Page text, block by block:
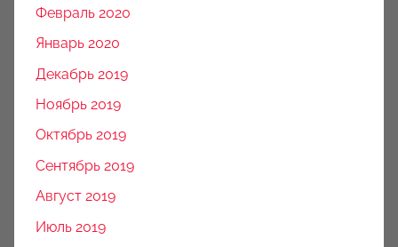
Февраль 2020
Январь 2020
Декабрь 2019
Ноябрь 2019
Октябрь 2019
Сентябрь 2019
Август 2019
Июль 2019